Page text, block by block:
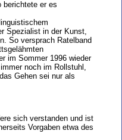
berichtete er es
Spezialist in der Kunst,
So versprach Ratelband
im Sommer 1996 wieder
noch im Rollstuhl,
Gehen sei nur als
sich verstanden und ist
Vorgaben etwa des